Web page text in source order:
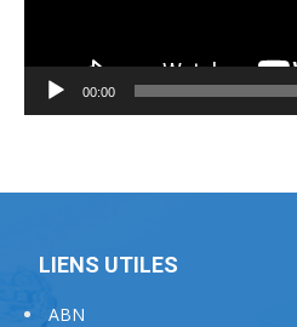
00:00
LIENS UTILES
ABN